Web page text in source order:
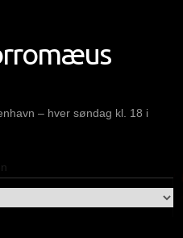
– hver søndag kl. 18 i